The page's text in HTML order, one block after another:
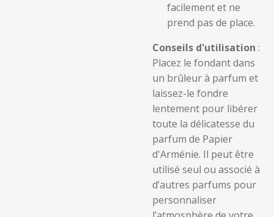
facilement et ne
prend pas de place.
Conseils d'utilisation :
Placez le fondant dans
un brûleur à parfum et
laissez-le fondre
lentement pour libérer
toute la délicatesse du
parfum de Papier
d'Arménie. Il peut être
utilisé seul ou associé à
d’autres parfums pour
personnaliser